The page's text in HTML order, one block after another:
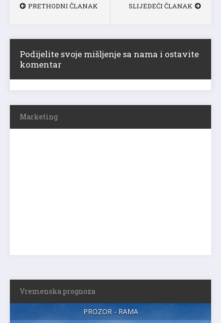
PRETHODNI ČLANAK SLIJEDEĆI ČLANAK
Podijelite svoje mišljenje sa nama i ostavite
komentar
Marketing
Vremenska prognoza
PROZOR - RAMA